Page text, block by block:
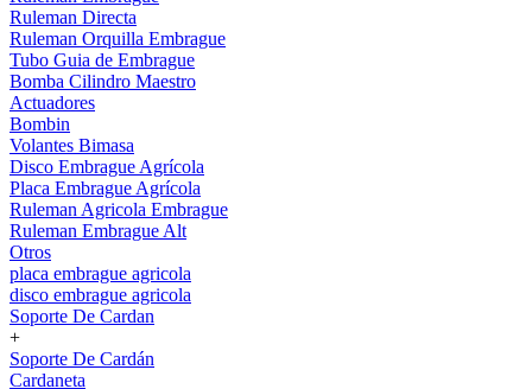
Ruleman Directa
Ruleman Orquilla Embrague
Tubo Guia de Embrague
Bomba Cilindro Maestro
Actuadores
Bombin
Volantes Bimasa
Disco Embrague Agrícola
Placa Embrague Agrícola
Ruleman Agricola Embrague
Ruleman Embrague Alt
Otros
placa embrague agricola
disco embrague agricola
Soporte De Cardan
+
Soporte De Cardán
Cardaneta